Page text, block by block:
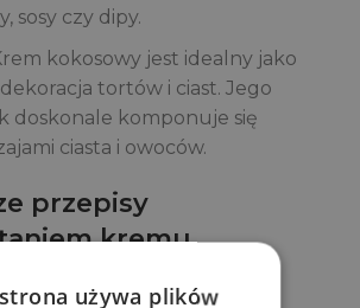
sosy czy dipy.
kokosowy jest idealny jako
tortów i ciast. Jego
doskonale komponuje się
ciasta i owoców.
przepisy
kremu
do ubijania
używa plików